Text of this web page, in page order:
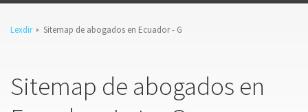
Lexdir Sitemap de abogados en Ecuador - G
Sitemap de abogados en